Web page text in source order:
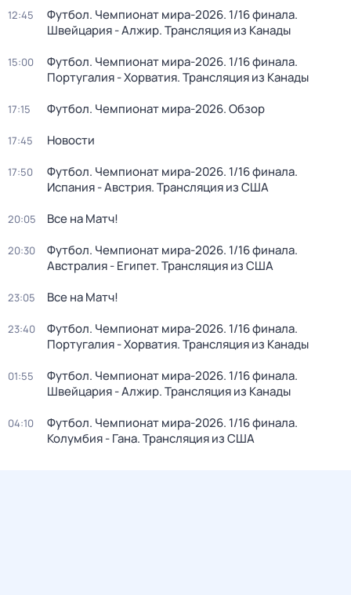
12:45
Футбол. Чемпионат мира-2026. 1/16 финала.
Швейцария - Алжир. Трансляция из Канады
15:00
Футбол. Чемпионат мира-2026. 1/16 финала.
Португалия - Хорватия. Трансляция из Канады
17:15 Футбол. Чемпионат мира-2026. Обзор
17:45 Новости
17:50
Футбол. Чемпионат мира-2026. 1/16 финала.
Испания - Австрия. Трансляция из США
20:05 Все на Матч!
20:30
Футбол. Чемпионат мира-2026. 1/16 финала.
Австралия - Египет. Трансляция из США
23:05 Все на Матч!
23:40
Футбол. Чемпионат мира-2026. 1/16 финала.
Португалия - Хорватия. Трансляция из Канады
01:55
Футбол. Чемпионат мира-2026. 1/16 финала.
Швейцария - Алжир. Трансляция из Канады
04:10
Футбол. Чемпионат мира-2026. 1/16 финала.
Колумбия - Гана. Трансляция из США